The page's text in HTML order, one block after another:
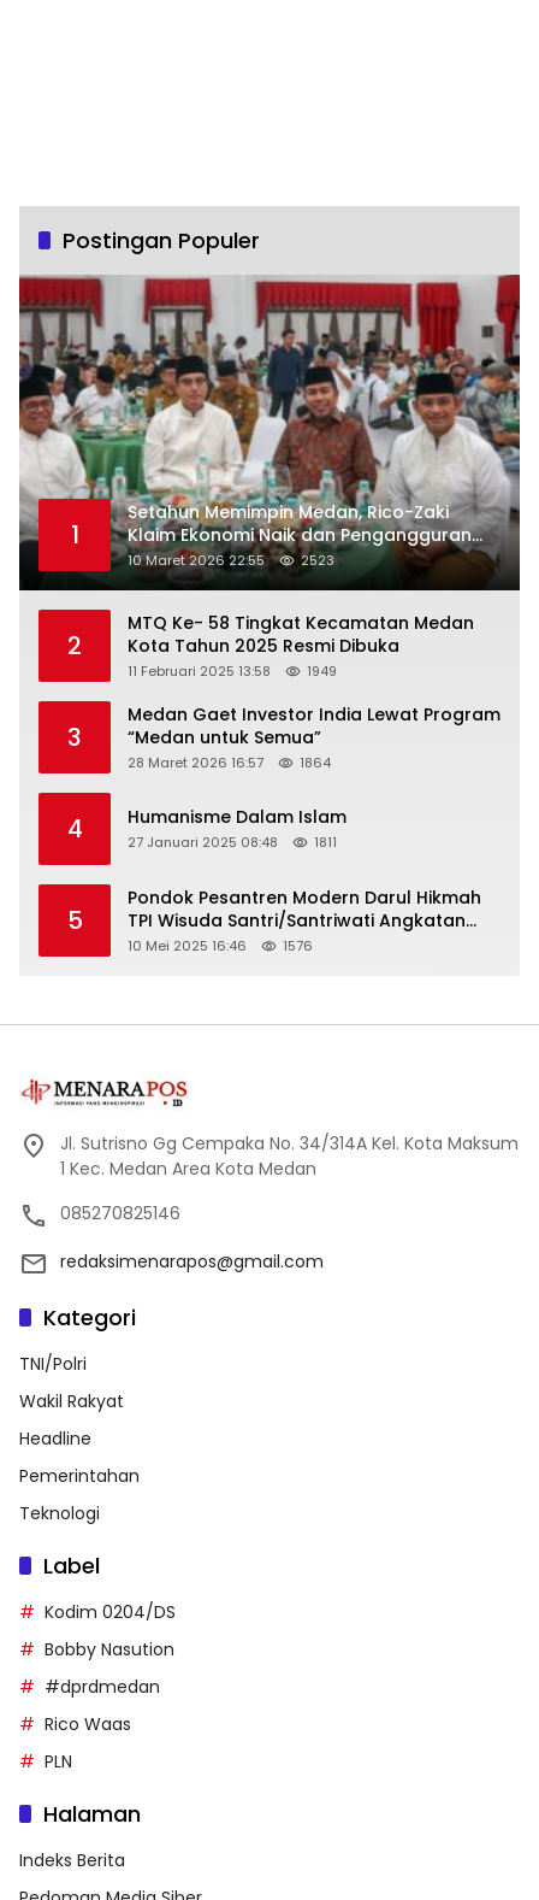
Postingan Populer
1
Setahun Memimpin Medan, Rico-Zaki
Klaim Ekonomi Naik dan Pengangguran
Turun
10 Maret 2026 22:55 2523
2
MTQ Ke- 58 Tingkat Kecamatan Medan
Kota Tahun 2025 Resmi Dibuka
11 Februari 2025 13:58 1949
3
Medan Gaet Investor India Lewat Program
“Medan untuk Semua”
28 Maret 2026 16:57 1864
4 Humanisme Dalam Islam
27 Januari 2025 08:48 1811
5
Pondok Pesantren Modern Darul Hikmah
TPI Wisuda Santri/Santriwati Angkatan
XXXIII
10 Mei 2025 16:46 1576
Jl. Sutrisno Gg Cempaka No. 34/314A Kel. Kota Maksum
1 Kec. Medan Area Kota Medan
085270825146
redaksimenarapos@gmail.com
Kategori
TNI/Polri
Wakil Rakyat
Headline
Pemerintahan
Teknologi
Label
Kodim 0204/DS
Bobby Nasution
#dprdmedan
Rico Waas
PLN
Halaman
Indeks Berita